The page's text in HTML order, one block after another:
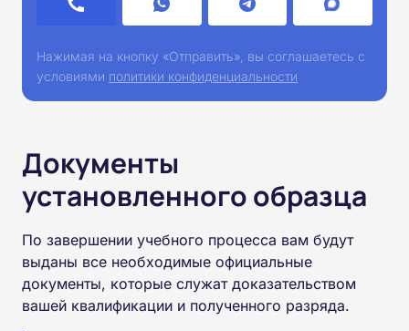
Нажимая на кнопку «Отправить», вы соглашаетесь с
условиями политики конфиденциальности
Документы
установленного образца
По завершении учебного процесса вам будут
выданы все необходимые официальные
документы, которые служат доказательством
вашей квалификации и полученного разряда.